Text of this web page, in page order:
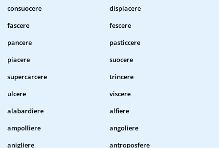
consuocere
dispiacere
fascere
fescere
pancere
pasticcere
piacere
suocere
supercarcere
trincere
ulcere
viscere
alabardiere
alfiere
ampolliere
angoliere
anigliere
antroposfere